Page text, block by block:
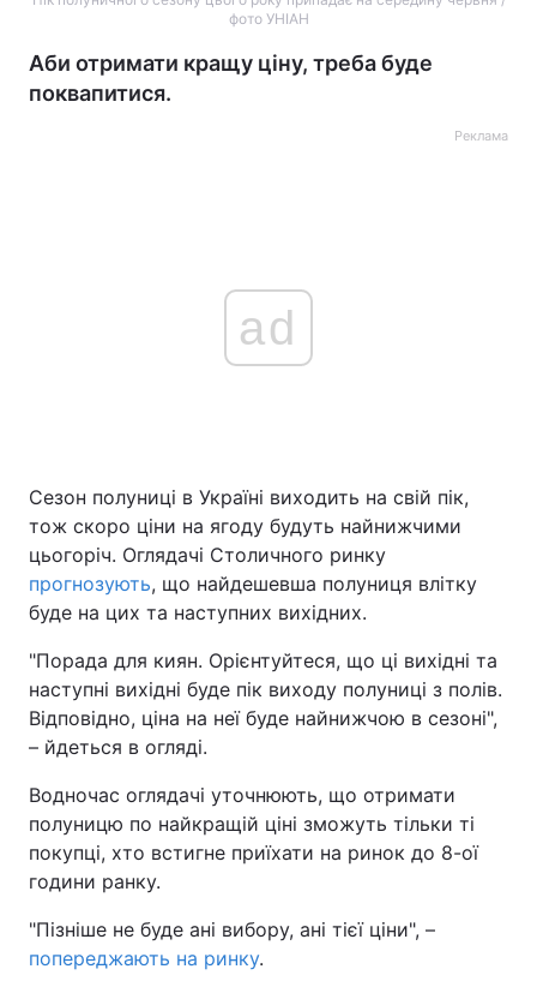
фото УНІАН
Аби отримати кращу ціну, треба буде
поквапитися.
Реклама
ad
Сезон полуниці в Україні виходить на свій пік,
тож скоро ціни на ягоду будуть найнижчими
цьогоріч. Оглядачі Столичного ринку
прогнозують, що найдешевша полуниця влітку
буде на цих та наступних вихідних.
"Порада для киян. Орієнтуйтеся, що ці вихідні та
наступні вихідні буде пік виходу полуниці з полів.
Відповідно, ціна на неї буде найнижчою в сезоні",
– йдеться в огляді.
Водночас оглядачі уточнюють, що отримати
полуницю по найкращій ціні зможуть тільки ті
покупці, хто встигне приїхати на ринок до 8-ої
години ранку.
"Пізніше не буде ані вибору, ані тієї ціни", –
попереджають на ринку.